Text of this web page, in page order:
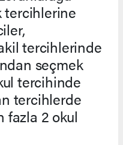
tercihlerine
tercihlerinde
seçmek
tercihinde
tercihlerde
fazla 2 okul